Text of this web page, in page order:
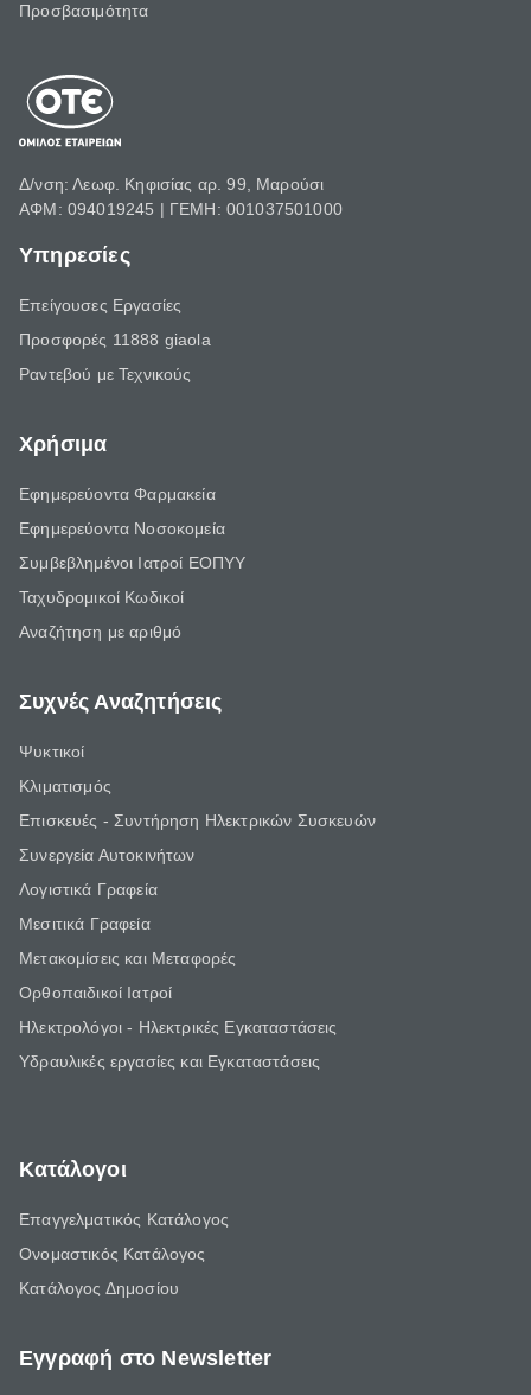
Προσβασιμότητα
Δ/νση: Λεωφ. Κηφισίας αρ. 99, Μαρούσι
ΑΦΜ: 094019245 | ΓΕΜΗ: 001037501000
Υπηρεσίες
Επείγουσες Εργασίες
Προσφορές 11888 giaola
Ραντεβού με Τεχνικούς
Χρήσιμα
Εφημερεύοντα Φαρμακεία
Εφημερεύοντα Νοσοκομεία
Συμβεβλημένοι Ιατροί ΕΟΠΥΥ
Ταχυδρομικοί Κωδικοί
Αναζήτηση με αριθμό
Συχνές Αναζητήσεις
Ψυκτικοί
Κλιματισμός
Επισκευές - Συντήρηση Ηλεκτρικών Συσκευών
Συνεργεία Αυτοκινήτων
Λογιστικά Γραφεία
Μεσιτικά Γραφεία
Μετακομίσεις και Μεταφορές
Ορθοπαιδικοί Ιατροί
Ηλεκτρολόγοι - Ηλεκτρικές Εγκαταστάσεις
Υδραυλικές εργασίες και Εγκαταστάσεις
Κατάλογοι
Επαγγελματικός Κατάλογος
Ονομαστικός Κατάλογος
Κατάλογος Δημοσίου
Εγγραφή στο Newsletter